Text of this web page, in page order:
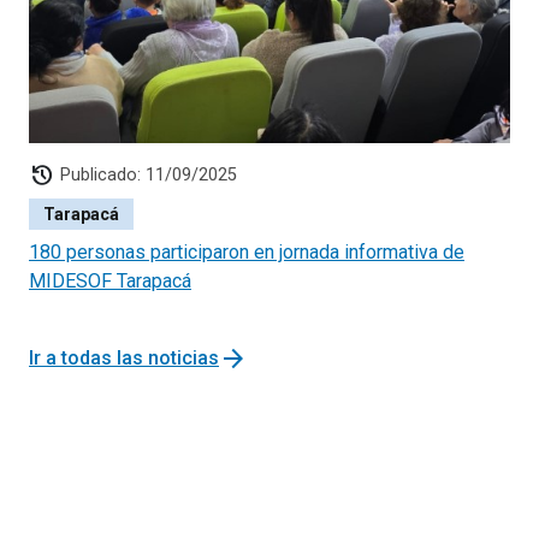
history Publicado: 11/09/2025
Tarapacá
180 personas participaron en jornada informativa de
MIDESOF Tarapacá
Ir a todas las noticias arrow_forward